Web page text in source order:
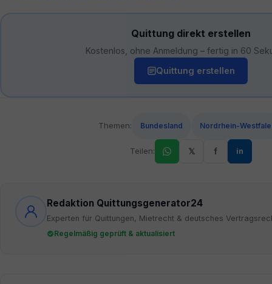
Quittung direkt erstellen
Kostenlos, ohne Anmeldung – fertig in 60
Quittung erstellen
Themen: Bundesland Nordrhein-
Teilen: 𝕏 f in
Redaktion Quittungsgenerator24
Experten für Quittungen, Mietrecht & deutsches
Regelmäßig geprüft & aktualisiert